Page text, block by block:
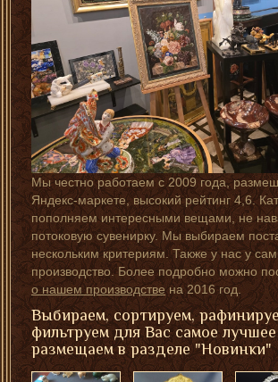
Мы честно работаем с 2009 года,
Яндекс-маркете, высокий рейтинг 4,6.
пополняем интересными вещами, не
потоковую сувенирку. Мы выбираем
нескольким критериям. Также у нас у
производство. Более подробно можно
о нашем производствена 2016 год.
Выбираем, сортируем,
фильтруем для Вас самое
размещаем в разделе "Новинки"